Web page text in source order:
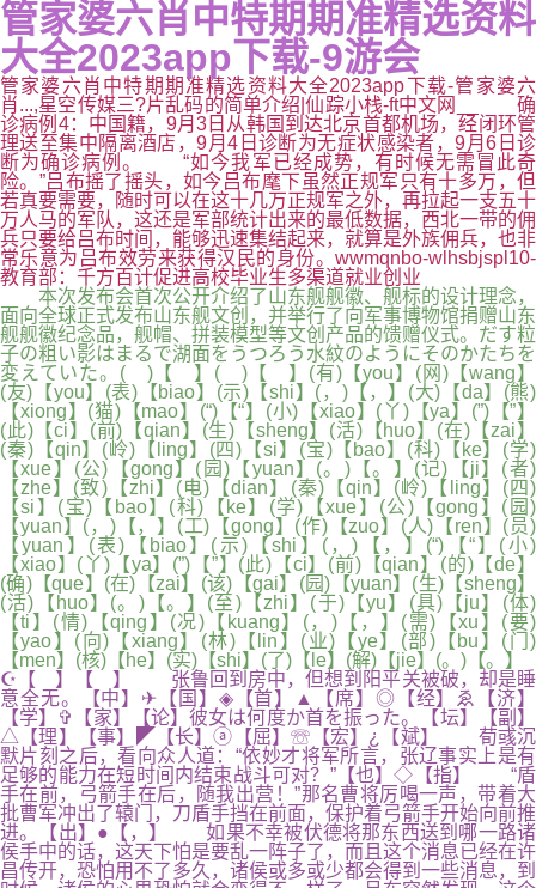
管家婆六肖中特期期准精选资料
大全2023app下载-9游会
管家婆六肖中特期期准精选资料大全2023app下载-管家婆六
肖...,星空传媒三?片乱码的简单介绍|仙踪小栈-ft中文网__ 确
诊病例4：中国籍，9月3日从韩国到达北京首都机场，经闭环管
理送至集中隔离酒店，9月4日诊断为无症状感染者，9月6日诊
断为确诊病例。 “如今我军已经成势，有时候无需冒此奇
险。”吕布摇了摇头，如今吕布麾下虽然正规军只有十多万，但
若真要需要，随时可以在这十几万正规军之外，再拉起一支五十
万人马的军队，这还是军部统计出来的最低数据，西北一带的佣
兵只要给吕布时间，能够迅速集结起来，就算是外族佣兵，也非
常乐意为吕布效劳来获得汉民的身份。wwmqnbo-wlhsbjspl10-
教育部：千方百计促进高校毕业生多渠道就业创业
本次发布会首次公开介绍了山东舰舰徽、舰标的设计理念，
面向全球正式发布山东舰文创，并举行了向军事博物馆捐赠山东
舰舰徽纪念品，舰帽、拼装模型等文创产品的馈赠仪式。だす粒
子の粗い影はまるで湖面をうつろう水紋のようにそのかたちを
変えていた。( )【 】( )【 】(有)【you】(网)【wang】
(友)【you】(表)【biao】(示)【shi】(，)【，】(大)【da】(熊)
【xiong】(猫)【mao】(“)【“】(小)【xiao】(丫)【ya】(”)【”】
(此)【ci】(前)【qian】(生)【sheng】(活)【huo】(在)【zai】
(秦)【qin】(岭)【ling】(四)【si】(宝)【bao】(科)【ke】(学)
【xue】(公)【gong】(园)【yuan】(。)【。】(记)【ji】(者)
【zhe】(致)【zhi】(电)【dian】(秦)【qin】(岭)【ling】(四)
【si】(宝)【bao】(科)【ke】(学)【xue】(公)【gong】(园)
【yuan】(，)【，】(工)【gong】(作)【zuo】(人)【ren】(员)
【yuan】(表)【biao】(示)【shi】(，)【，】(“)【“】(小)
【xiao】(丫)【ya】(”)【”】(此)【ci】(前)【qian】(的)【de】
(确)【que】(在)【zai】(该)【gai】(园)【yuan】(生)【sheng】
(活)【huo】(。)【。】(至)【zhi】(于)【yu】(具)【ju】(体)
【ti】(情)【qing】(况)【kuang】(，)【，】(需)【xu】(要)
【yao】(向)【xiang】(林)【lin】(业)【ye】(部)【bu】(门)
【men】(核)【he】(实)【shi】(了)【le】(解)【jie】(。)【。】
☪【 】【 】 张鲁回到房中，但想到阳平关被破，却是睡
意全无。【中】✈【国】◈【首】▲【席】◎【经】ゑ【济】
【学】✞【家】【论】彼女は何度か首を振った。【坛】【副】
△【理】【事】◤【长】ⓐ【屈】☏【宏】¿【斌】 荀彧沉
默片刻之后，看向众人道：“依妙才将军所言，张辽事实上是有
足够的能力在短时间内结束战斗可对？”【也】◇【指】 “盾
手在前，弓箭手在后，随我出营！”那名曹将厉喝一声，带着大
批曹军冲出了辕门，刀盾手挡在前面，保护着弓箭手开始向前推
进。【出】●【，】 如果不幸被伏德将那东西送到哪一路诸
侯手中的话，这天下怕是要乱一阵子了，而且这个消息已经在许
昌传开，恐怕用不了多久，诸侯或多或少都会得到一些消息，到